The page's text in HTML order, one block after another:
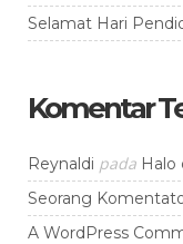
Selamat Hari
Komentar
Reynaldi pada Halo
Seorang
A WordPress